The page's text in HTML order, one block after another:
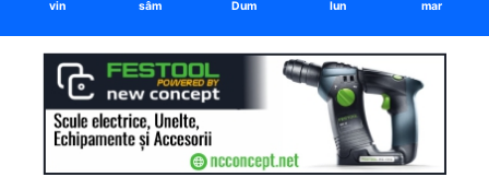
vin sâm Dum lun mar